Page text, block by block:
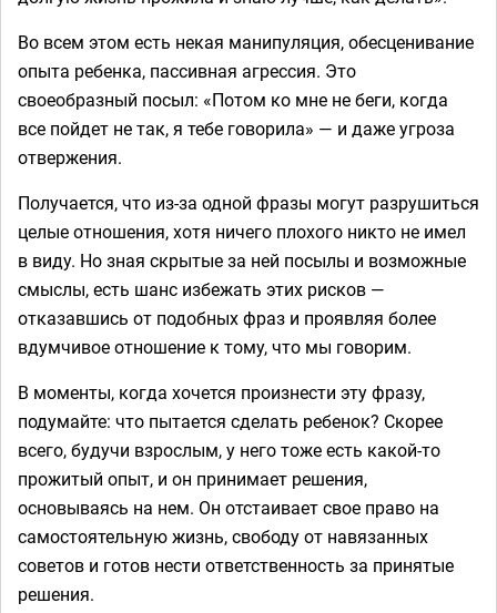
Во всем этом есть некая манипуляция, обесценивание
опыта ребенка, пассивная агрессия. Это
своеобразный посыл: «Потом ко мне не беги, когда
все пойдет не так, я тебе говорила» — и даже угроза
отвержения.
Получается, что из-за одной фразы могут разрушиться
целые отношения, хотя ничего плохого никто не имел
в виду. Но зная скрытые за ней посылы и возможные
смыслы, есть шанс избежать этих рисков —
отказавшись от подобных фраз и проявляя более
вдумчивое отношение к тому, что мы говорим.
В моменты, когда хочется произнести эту фразу,
подумайте: что пытается сделать ребенок? Скорее
всего, будучи взрослым, у него тоже есть какой-то
прожитый опыт, и он принимает решения,
основываясь на нем. Он отстаивает свое право на
самостоятельную жизнь, свободу от навязанных
советов и готов нести ответственность за принятые
решения.